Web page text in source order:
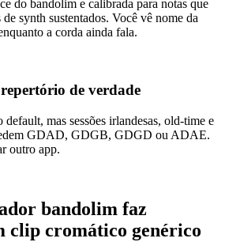
do bandolim e calibrada para notas que
synth sustentados. Você vê nome da
a corda ainda fala.
de verdade
mas sessões irlandesas, old-time e
GDAD, GDGB, GDGD ou ADAE.
outro app.
bandolim faz
clip cromático genérico